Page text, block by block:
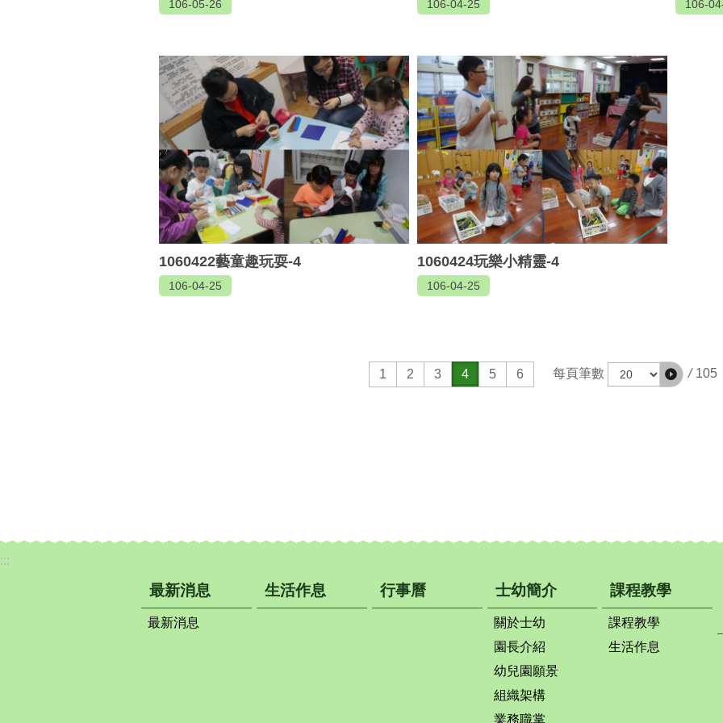
106-05-26 106-04-25 106-
1060422藝童趣玩耍-4
106-04-25
1060424玩樂小精靈-4
106-04-25
1 2 3 4 5 6 每頁筆數 / 105
:::
最新消息
最新消息
生活作息 行事曆 士幼簡介
關於士幼
園長介紹
幼兒園願景
組織架構
業務職掌
課程教學
課程教學
生活作息